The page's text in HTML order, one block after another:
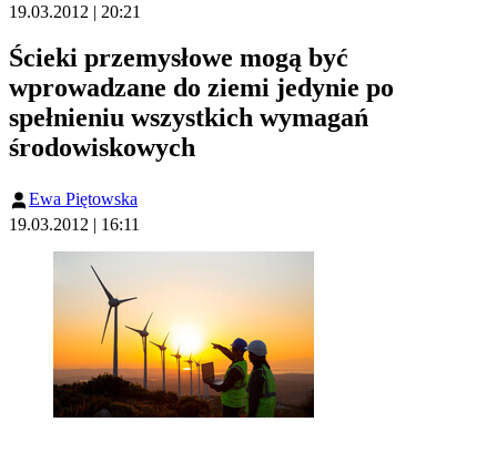
19.03.2012 | 20:21
Ścieki przemysłowe mogą być
wprowadzane do ziemi jedynie po
spełnieniu wszystkich wymagań
środowiskowych
Ewa Piętowska
19.03.2012 | 16:11